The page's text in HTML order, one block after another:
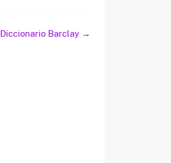
Diccionario Barclay →